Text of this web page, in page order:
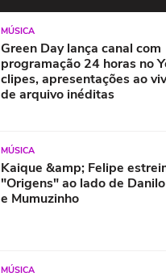
MÚSICA
Green Day lança canal com
programação 24 horas no
clipes, apresentações ao
de arquivo inéditas
MÚSICA
Kaique &amp; Felipe
"Origens" ao lado de
e Mumuzinho
MÚSICA